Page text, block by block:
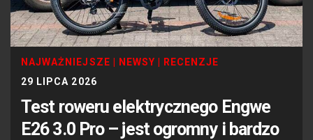
NAJWAŻNIEJSZE NEWSY
RECENZJE
29 LIPCA 2026
Test roweru elektrycznego Engwe
E26 3.0 Pro – jest ogromny i bardzo